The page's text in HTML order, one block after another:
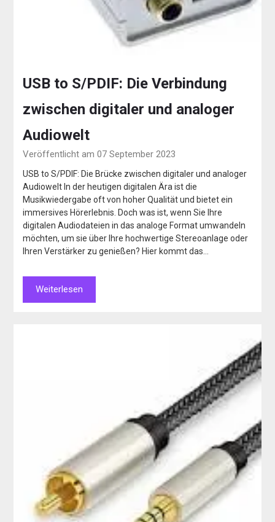
USB to S/PDIF: Die Verbindung
zwischen digitaler und analoger
Audiowelt
Veröffentlicht am 07 September 2023
USB to S/PDIF: Die Brücke zwischen digitaler und analoger
Audiowelt In der heutigen digitalen Ära ist die
Musikwiedergabe oft von hoher Qualität und bietet ein
immersives Hörerlebnis. Doch was ist, wenn Sie Ihre
digitalen Audiodateien in das analoge Format umwandeln
möchten, um sie über Ihre hochwertige Stereoanlage oder
Ihren Verstärker zu genießen? Hier kommt das…
Weiterlesen